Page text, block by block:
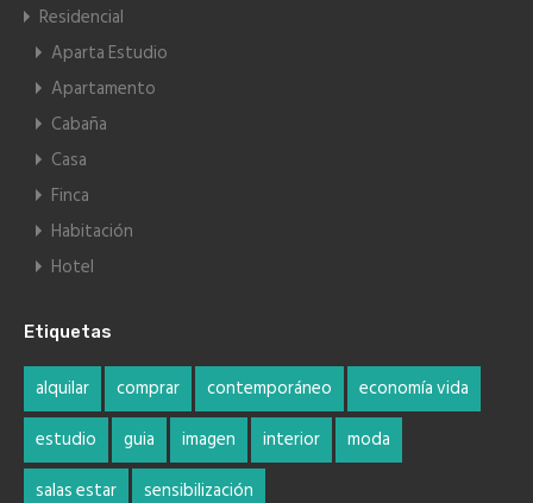
Residencial
Aparta Estudio
Apartamento
Cabaña
Casa
Finca
Habitación
Hotel
Etiquetas
alquilar comprar contemporáneo
economía vida
estudio
guia imagen interior
moda
salas estar
sensibilización